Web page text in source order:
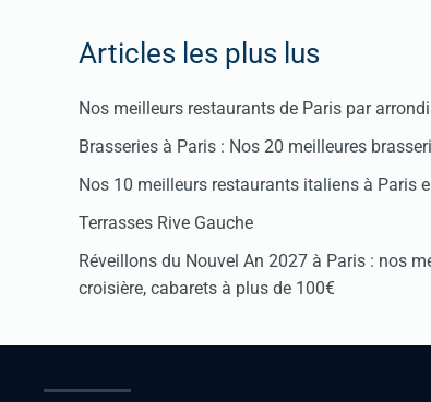
Articles les plus lus
Nos meilleurs restaurants de Paris par
Brasseries à Paris : Nos 20 meilleures
Nos 10 meilleurs restaurants italiens à Paris
Terrasses Rive Gauche
Réveillons du Nouvel An 2027 à Paris : nos
croisière, cabarets à plus de 100€